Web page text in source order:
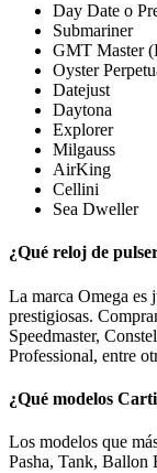
Day Date o
Submariner
GMT Master
Oyster
Datejust
Daytona
Explorer
Milgauss
AirKing
Cellini
Sea Dweller
¿Qué reloj de
La marca Omega es
prestigiosas.
Speedmaster,
Professional, entre
¿Qué modelos
Los modelos que
Pasha, Tank, Ballon